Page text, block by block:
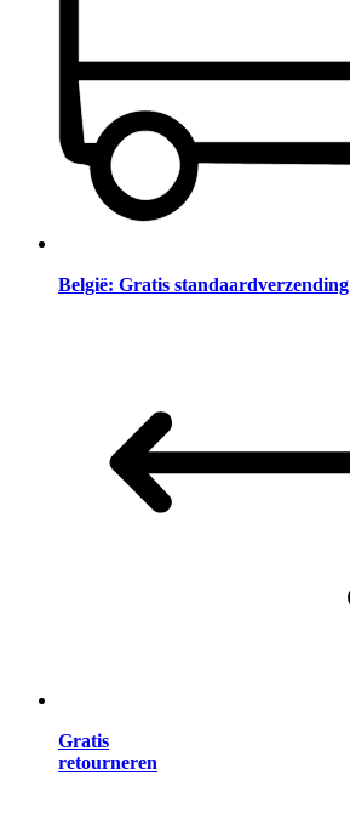
België: Gratis standaardverzending
Gratis
retourneren